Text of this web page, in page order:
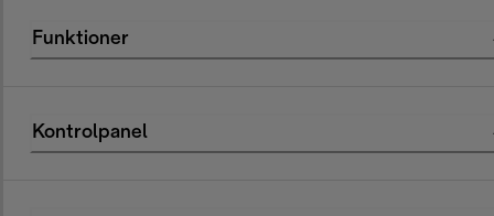
Funktioner
Kontrolpanel